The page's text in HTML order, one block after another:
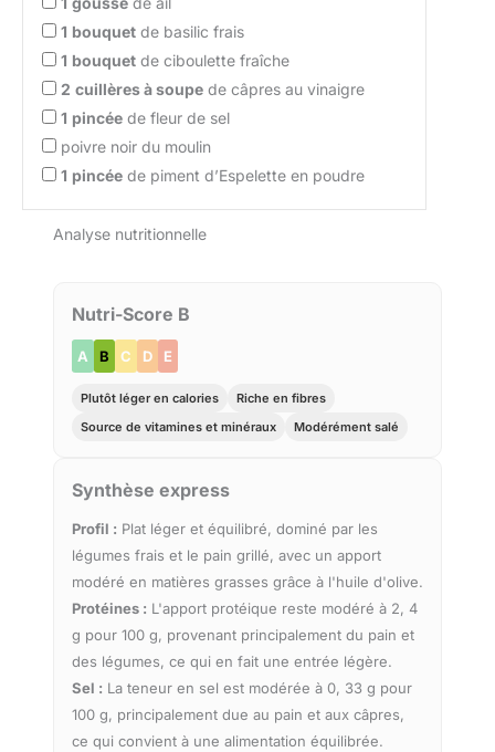
1 bouquet de basilic frais
1 bouquet de ciboulette fraîche
2 cuillères à soupe de câpres au vinaigre
1 pincée de fleur de sel
poivre noir du moulin
1 pincée de piment d’Espelette en poudre
Analyse nutritionnelle
Nutri-Score B
A B C D E
Plutôt léger en calories
Riche en fibres
Source de vitamines et minéraux
Modérément salé
Synthèse express
Profil : Plat léger et équilibré, dominé par les
légumes frais et le pain grillé, avec un apport
modéré en matières grasses grâce à l'huile d'olive.
Protéines : L'apport protéique reste modéré à 2, 4
g pour 100 g, provenant principalement du pain et
des légumes, ce qui en fait une entrée légère.
Sel : La teneur en sel est modérée à 0, 33 g pour
100 g, principalement due au pain et aux câpres,
ce qui convient à une alimentation équilibrée.